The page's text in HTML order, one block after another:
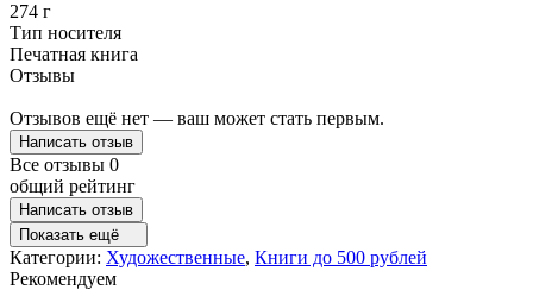
274 г
Тип носителя
Печатная книга
Отзывы
Отзывов ещё нет — ваш может стать первым.
Написать отзыв
Все отзывы 0
общий рейтинг
Написать отзыв
Показать ещё
Категории: Художественные, Книги до 500 рублей
Рекомендуем